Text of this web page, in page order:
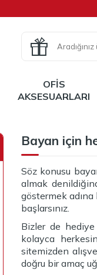
OFIS
AKSESUARLARI
Bayan için
Söz konusu
almak
göstermek adına
başlarsınız.
Bizler de
kolayca
sitemizden
doğru bir amaç